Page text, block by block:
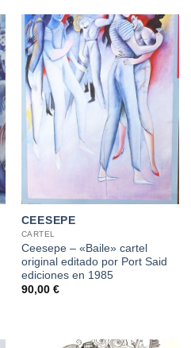
CEESEPE
CARTEL
Ceesepe – «Baile» cartel
original editado por Port Said
ediciones en 1985
90,00 €